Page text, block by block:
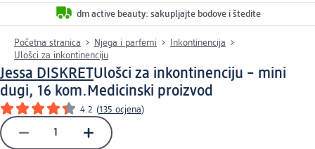
dm active beauty: sakupljajte bodove i štedite
Početna stranica Njega i parfemi
Inkontinencija
Ulošci za inkontinenciju
Jessa DISKRETUlošci za inkontinenciju – mini
dugi, 16 kom.Medicinski proizvod
4.2 (135 ocjena)